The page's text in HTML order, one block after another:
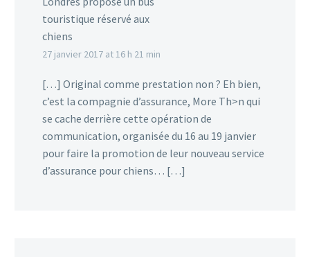
touristique réservé aux
chiens
27 janvier 2017 at 16 h 21 min
[…] Original comme prestation non ? Eh bien,
c’est la compagnie d’assurance, More Th>n qui
se cache derrière cette opération de
communication, organisée du 16 au 19 janvier
pour faire la promotion de leur nouveau service
d’assurance pour chiens… […]